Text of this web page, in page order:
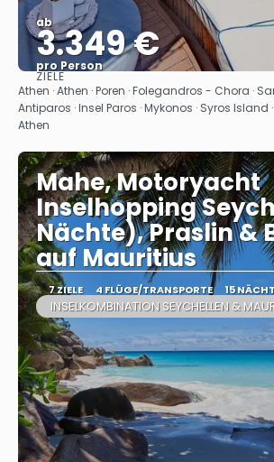
ab
3.349 €
pro Person
Sehen
ZIELE
Athen · Athen · Poren · Folegandros - Chora ·
Antiparos · Insel Paros · Mykonos · Syros Island
Athen
Mahe, Motoryacht
Inselhopping
Nächte), Praslin &
auf Mauritius
7 ZIELE 4 FLÜGE/TRANSPORTE 15
INSELKOMBINATION SEYCHELLEN &